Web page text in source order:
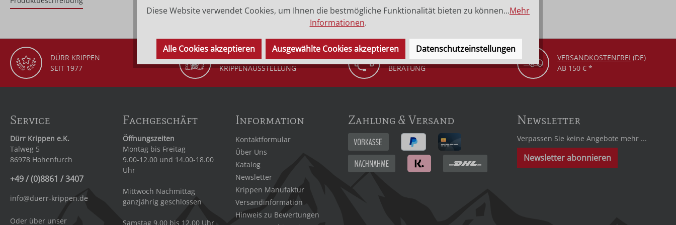
DÜRR KRIPPEN
SEIT 1977
GANZJÄHRIGE
KRIPPENAUSSTELLUNG
INDIVIDUELLE
BERATUNG
VERSANDKOSTENFREI (DE)
AB 150 € *
Service
Dürr Krippen e.K.
Talweg 5
86978 Hohenfurch
+49 / (0)8861 / 3407
info@duerr-krippen.de
Oder über unser
Fachgeschäft
Öffnungszeiten
Montag bis Freitag
9.00-12.00 und 14.00-18.00
Uhr
Mittwoch Nachmittag
ganzjährig geschlossen
Samstag 9.00 bis 12.00 Uhr
Information
Kontaktformular
Über Uns
Katalog
Newsletter
Krippen Manufaktur
Versandinformation
Hinweis zu Bewertungen
Zahlung & Versand Newsletter
Verpassen Sie keine Angebote mehr ...
Newsletter abonnieren
Diese Website verwendet Cookies, um Ihnen die bestmögliche Funktionalität bieten zu können...Mehr
Informationen.
Alle Cookies akzeptieren Ausgewählte Cookies akzeptieren Datenschutzeinstellungen